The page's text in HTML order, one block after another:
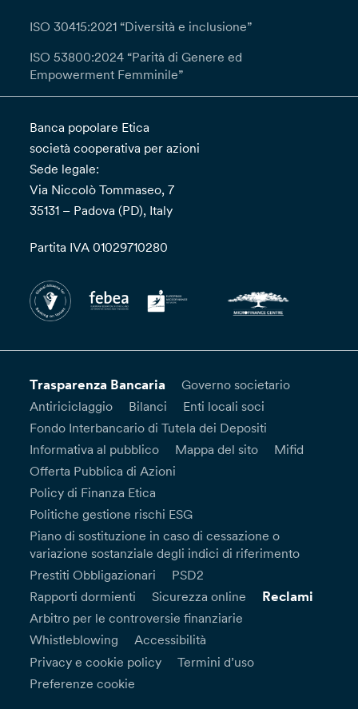
ISO 30415:2021 “Diversità e inclusione”
ISO 53800:2024 “Parità di Genere ed
Empowerment Femminile”
Banca popolare Etica
società cooperativa per azioni
Sede legale:
Via Niccolò Tommaseo, 7
35131 – Padova (PD), Italy
Partita IVA 01029710280
Trasparenza Bancaria
Governo societario
Antiriciclaggio
Bilanci
Enti locali soci
Fondo Interbancario di Tutela dei Depositi
Informativa al pubblico
Mappa del sito
Mifid
Offerta Pubblica di Azioni
Policy di Finanza Etica
Politiche gestione rischi ESG
Piano di sostituzione in caso di cessazione o
variazione sostanziale degli indici di riferimento
Prestiti Obbligazionari
PSD2
Rapporti dormienti
Sicurezza online Reclami
Arbitro per le controversie finanziarie
Whistleblowing
Accessibilità
Privacy e cookie policy
Termini d’uso
Preferenze cookie